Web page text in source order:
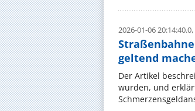
2026-01-06 20:14:40.0,
geltend
Der Artikel
wurden, und